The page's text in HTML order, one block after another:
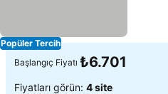
Popüler Tercih
Başlangıç Fiyatı ₺6.701
Fiyatları görün: 4 site